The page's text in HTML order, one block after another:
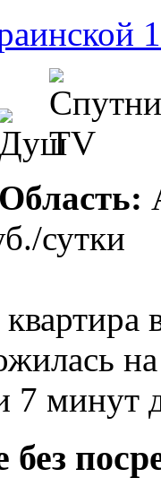
Область:
/сутки
7 минут